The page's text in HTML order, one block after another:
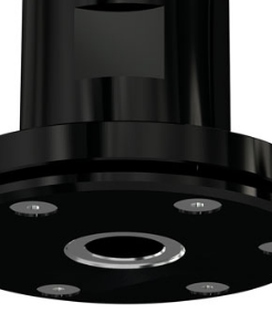
SÄBELSÄGEBLÄTTER